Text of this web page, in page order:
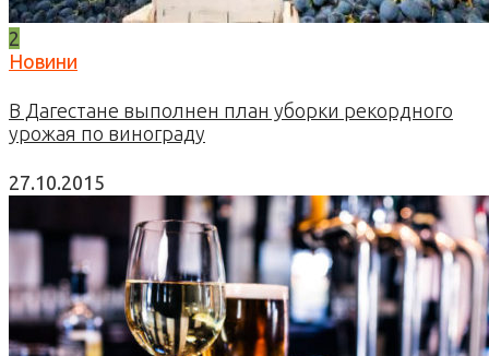
2
Новини
В Дагестане выполнен план уборки рекордного
урожая по винограду
27.10.2015